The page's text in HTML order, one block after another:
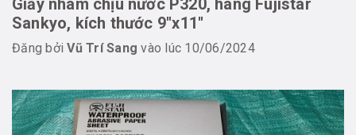
Giấy nhám chịu nước P320, hãng Fujistar
Sankyo, kích thước 9''x11''
Đăng bởiVũ Trí Sang vào lúc 10/06/2024